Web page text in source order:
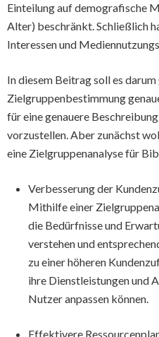
Einteilung auf demografische
Alter) beschränkt. Schließlich
Interessen und
In diesem Beitrag soll es darum
Zielgruppenbestimmung
für eine genauere
vorzustellen. Aber zunächst
eine Zielgruppenanalyse für
Verbesserung der
Mithilfe einer
die Bedürfnisse und
verstehen und
zu einer höheren
ihre Dienstleistungen und
Nutzer anpassen können.
Effektivere